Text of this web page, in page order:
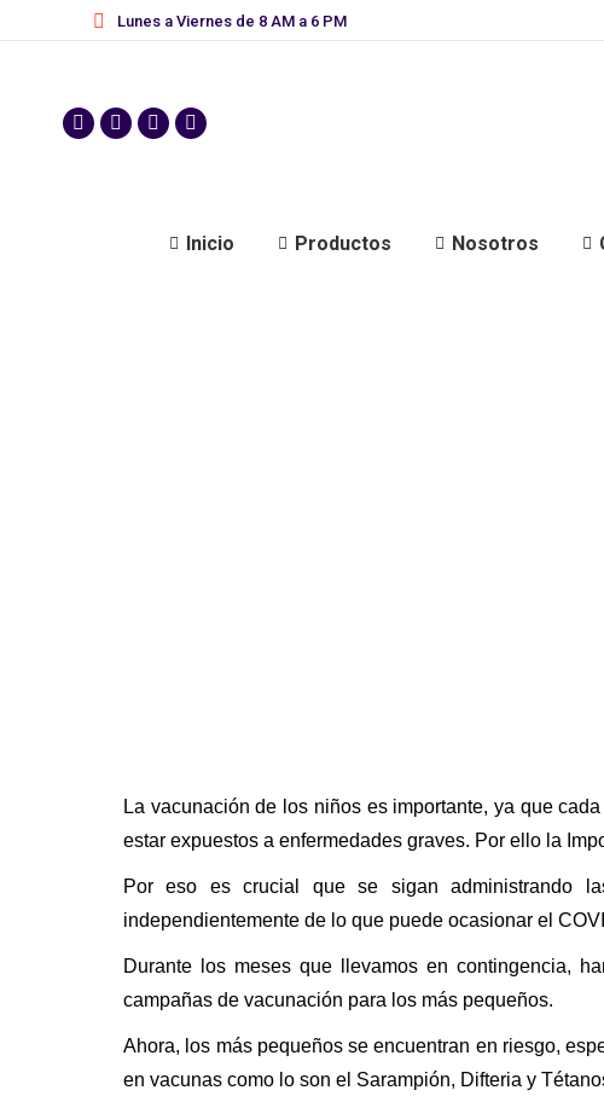
Lunes a Viernes de 8 AM a 6 PM
Inicio Productos Nosotros
La vacunación de los niños es importante, ya que
estar expuestos a enfermedades graves. Por ello la
Por eso es crucial que se sigan administrando
independientemente de lo que puede ocasionar el
Durante los meses que llevamos en contingencia,
campañas de vacunación para los más pequeños.
Ahora, los más pequeños se encuentran en riesgo,
en vacunas como lo son el Sarampión, Difteria y